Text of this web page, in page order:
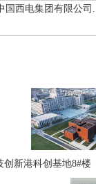
国西电集团有限公司
新港科创基地8#楼